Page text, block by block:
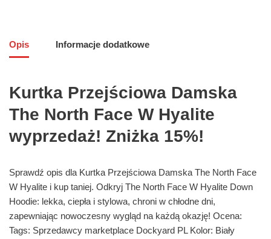
Opis Informacje dodatkowe
Kurtka Przejściowa Damska
The North Face W Hyalite
wyprzedaż! Zniżka 15%!
Sprawdź opis dla Kurtka Przejściowa Damska The North Face
W Hyalite i kup taniej. Odkryj The North Face W Hyalite Down
Hoodie: lekka, ciepła i stylowa, chroni w chłodne dni,
zapewniając nowoczesny wygląd na każdą okazję! Ocena:
Tags: Sprzedawcy marketplace Dockyard PL Kolor: Biały